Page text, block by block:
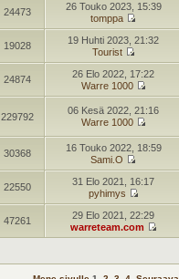
24473
26 Touko 2023, 15:39
tomppa
19028
19 Huhti 2023, 21:32
Tourist
24874
26 Elo 2022, 17:22
Warre 1000
229792
06 Kesä 2022, 21:16
Warre 1000
30368
16 Touko 2022, 18:59
Sami.O
22550
31 Elo 2021, 16:17
pyhimys
47261
29 Elo 2021, 22:29
warreteam.com